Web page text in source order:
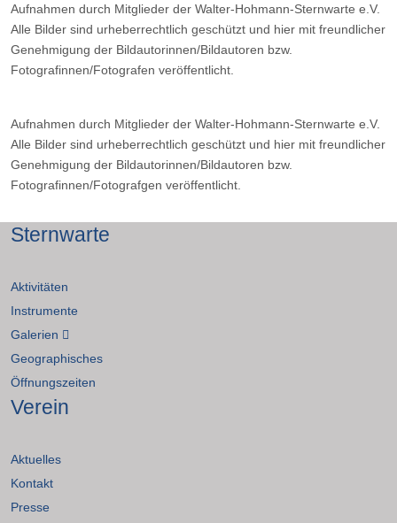
Aufnahmen durch Mitglieder der Walter-Hohmann-Sternwarte e.V.
Alle Bilder sind urheberrechtlich geschützt und hier mit freundlicher
Genehmigung der Bildautorinnen/Bildautoren bzw.
Fotografinnen/Fotografen veröffentlicht.
Aufnahmen durch Mitglieder der Walter-Hohmann-Sternwarte e.V.
Alle Bilder sind urheberrechtlich geschützt und hier mit freundlicher
Genehmigung der Bildautorinnen/Bildautoren bzw.
Fotografinnen/Fotografgen veröffentlicht.
Sternwarte
Aktivitäten
Instrumente
Galerien
Geographisches
Öffnungszeiten
Verein
Aktuelles
Kontakt
Presse